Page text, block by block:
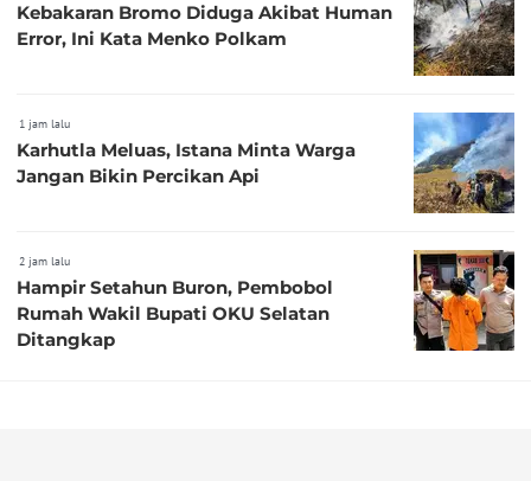
Kebakaran Bromo Diduga Akibat Human
Error, Ini Kata Menko Polkam
1 jam lalu
Karhutla Meluas, Istana Minta Warga
Jangan Bikin Percikan Api
2 jam lalu
Hampir Setahun Buron, Pembobol
Rumah Wakil Bupati OKU Selatan
Ditangkap